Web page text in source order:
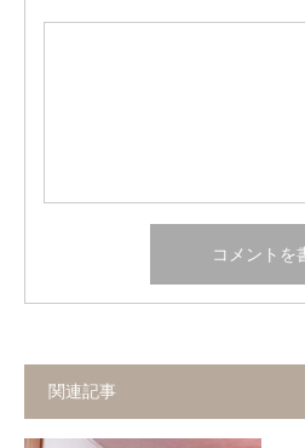
関連記事